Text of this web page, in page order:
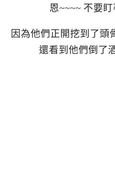
恩~~~~ 不要
因為他們正開挖到了頭
還看到他們倒了